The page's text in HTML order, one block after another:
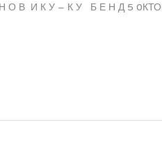
Н О В И К У – К У Б Е Н Д 5